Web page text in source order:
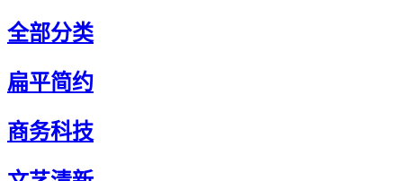
全部分类
扁平简约
商务科技